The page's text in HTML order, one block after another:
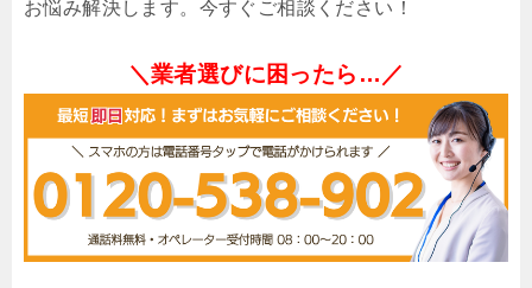
お悩み解決します。今すぐご相談ください！
＼業者選びに困ったら…／